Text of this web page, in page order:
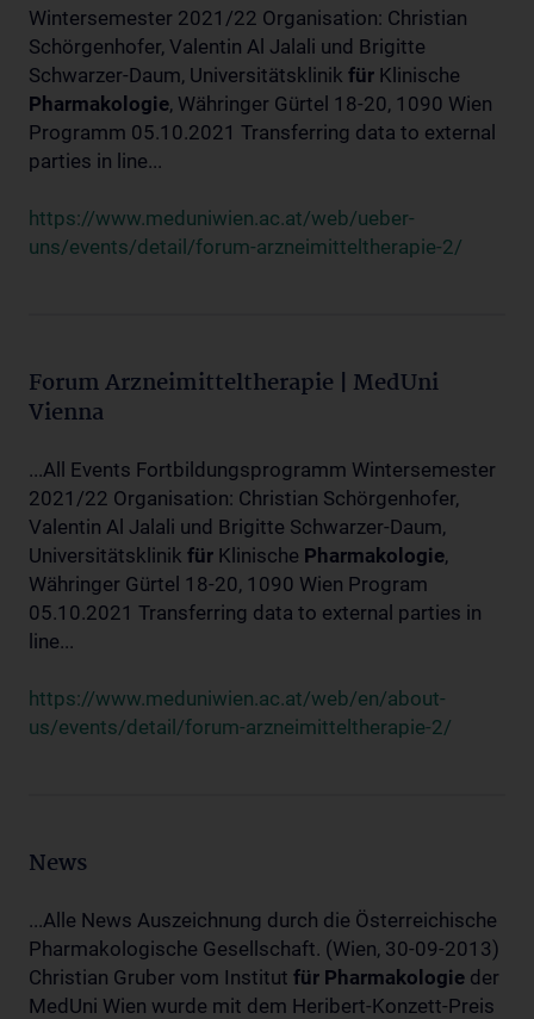
Wintersemester 2021/22 Organisation: Christian
Schörgenhofer, Valentin Al Jalali und Brigitte
Schwarzer-Daum, Universitätsklinik für Klinische
Pharmakologie, Währinger Gürtel 18-20, 1090 Wien
Programm 05.10.2021 Transferring data to external
parties in line...
https://www.meduniwien.ac.at/web/ueber-
uns/events/detail/forum-arzneimitteltherapie-2/
Forum Arzneimitteltherapie | MedUni
Vienna
...All Events Fortbildungsprogramm Wintersemester
2021/22 Organisation: Christian Schörgenhofer,
Valentin Al Jalali und Brigitte Schwarzer-Daum,
Universitätsklinik für Klinische Pharmakologie,
Währinger Gürtel 18-20, 1090 Wien Program
05.10.2021 Transferring data to external parties in
line...
https://www.meduniwien.ac.at/web/en/about-
us/events/detail/forum-arzneimitteltherapie-2/
News
...Alle News Auszeichnung durch die Österreichische
Pharmakologische Gesellschaft. (Wien, 30-09-2013)
Christian Gruber vom Institut für Pharmakologie der
MedUni Wien wurde mit dem Heribert-Konzett-Preis